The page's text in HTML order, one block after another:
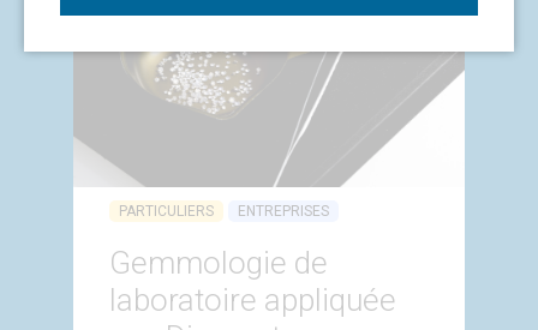
PARTICULIERS ENTREPRISES
Gemmologie de
laboratoire appliquée